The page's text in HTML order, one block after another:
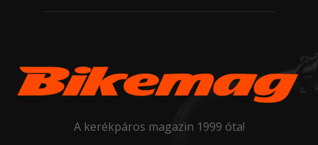
A kerékpáros magazin 1999 óta!